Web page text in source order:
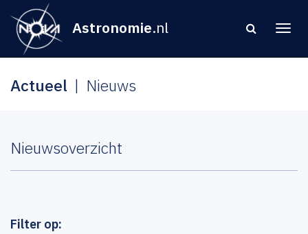
Astronomie.nl
Actueel Nieuws
Nieuwsoverzicht
Filter op: